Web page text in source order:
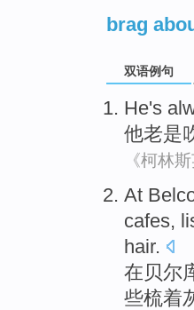
brag
双语例句
He's
他老是
《柯林
At
cafes,
hair.
在 贝尔
些梳着